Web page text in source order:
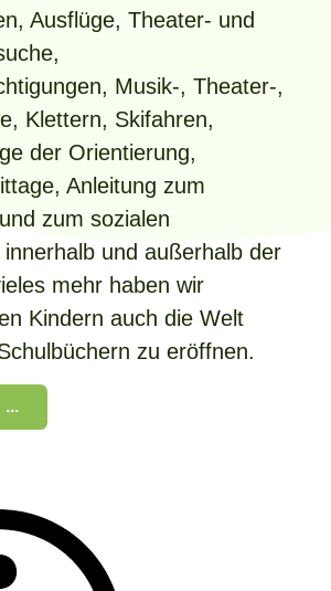
Ausflüge, Theater- und
Musik-, Theater-,
Klettern, Skifahren,
der Orientierung,
Anleitung zum
zum sozialen
und außerhalb der
mehr haben wir
Kindern auch die Welt
zu eröffnen.
...